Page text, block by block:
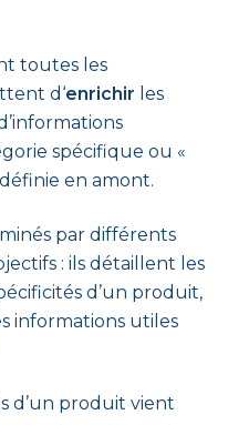
toutes les
d‘enrichir les
spécifique ou «
en amont.
par différents
: ils détaillent les
d’un produit,
informations utiles
d’un produit vient